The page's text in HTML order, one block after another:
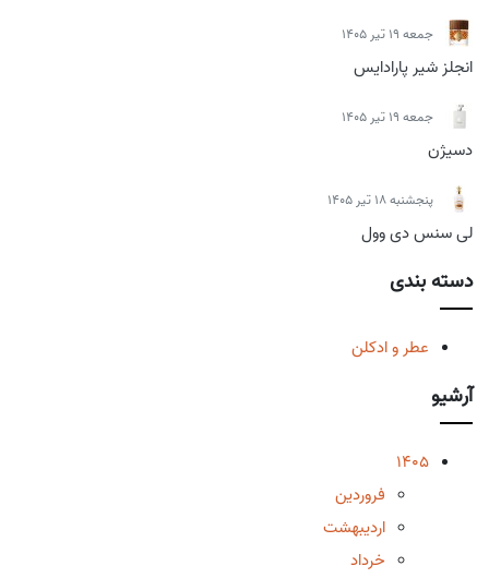
جمعه 19 تیر 1405
انجلز شیر پارادایس
جمعه 19 تیر 1405
دسیژن
پنجشنبه 18 تیر 1405
لی سنس دی وول
دسته بندی
عطر و ادکلن
آرشیو
1405
فروردین
اردیبهشت
خرداد